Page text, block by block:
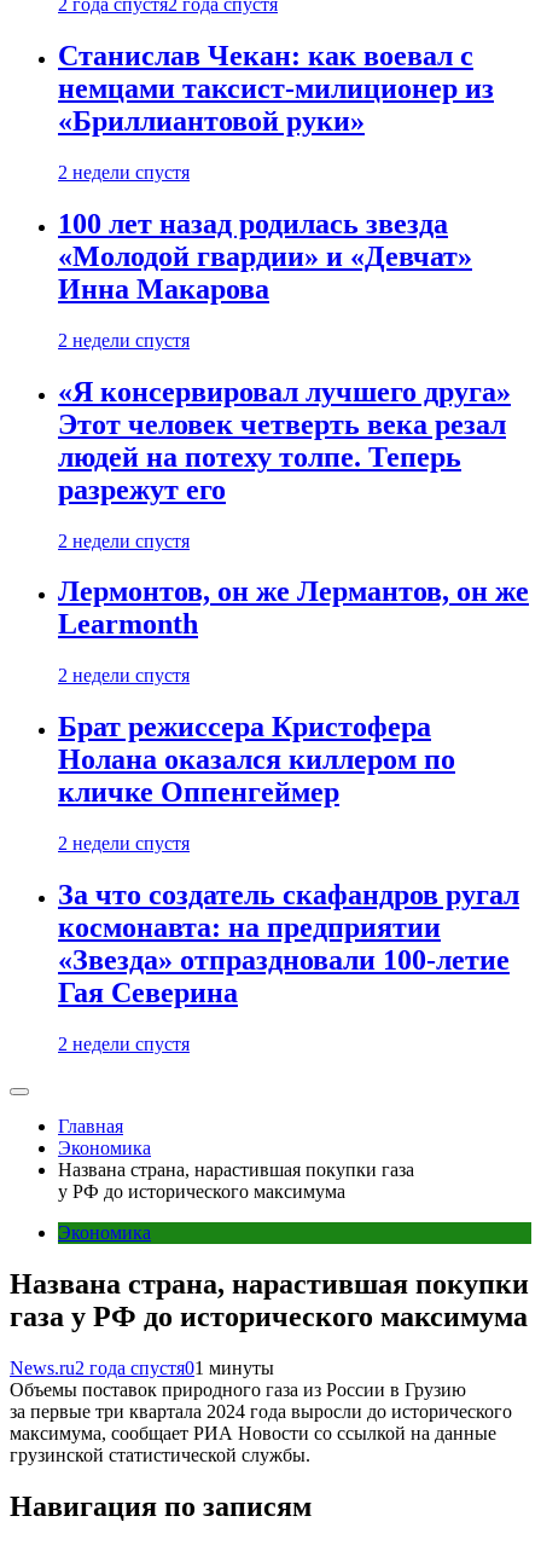
2 года спустя2 года спустя
Станислав Чекан: как воевал с
немцами таксист-милиционер из
«Бриллиантовой руки»
2 недели спустя
100 лет назад родилась звезда
«Молодой гвардии» и «Девчат»
Инна Макарова
2 недели спустя
«Я консервировал лучшего друга»
Этот человек четверть века резал
людей на потеху толпе. Теперь
разрежут его
2 недели спустя
Лермонтов, он же Лермантов, он же
Learmonth
2 недели спустя
Брат режиссера Кристофера
Нолана оказался киллером по
кличке Оппенгеймер
2 недели спустя
За что создатель скафандров ругал
космонавта: на предприятии
«Звезда» отпраздновали 100-летие
Гая Северина
2 недели спустя
Главная
Экономика
Названа страна, нарастившая покупки газа
у РФ до исторического максимума
Экономика
Названа страна, нарастившая покупки
газа у РФ до исторического максимума
News.ru2 года спустя01 минуты
Объемы поставок природного газа из России в Грузию
за первые три квартала 2024 года выросли до исторического
максимума, сообщает РИА Новости со ссылкой на данные
грузинской статистической службы.
Навигация по записям